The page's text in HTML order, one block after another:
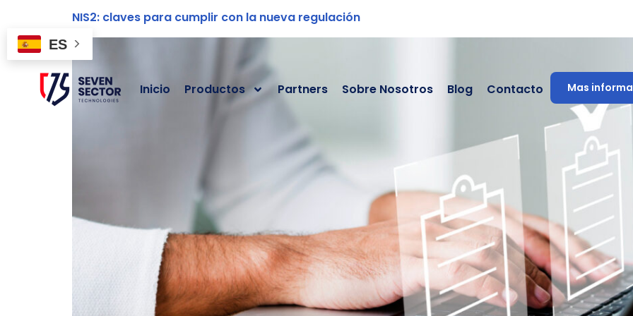
ES
Inicio Productos Partners Sobre Nosotros Blog Contacto Mas
NIS2: claves para cumplir con la nueva regulación